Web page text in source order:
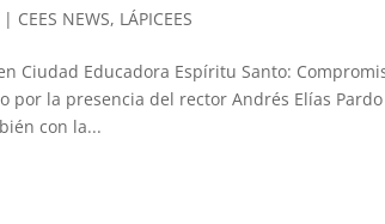
| CEES NEWS, LÁPICEES
Ciudad Educadora Espíritu Santo:
por la presencia del rector Andrés Elías
con la...